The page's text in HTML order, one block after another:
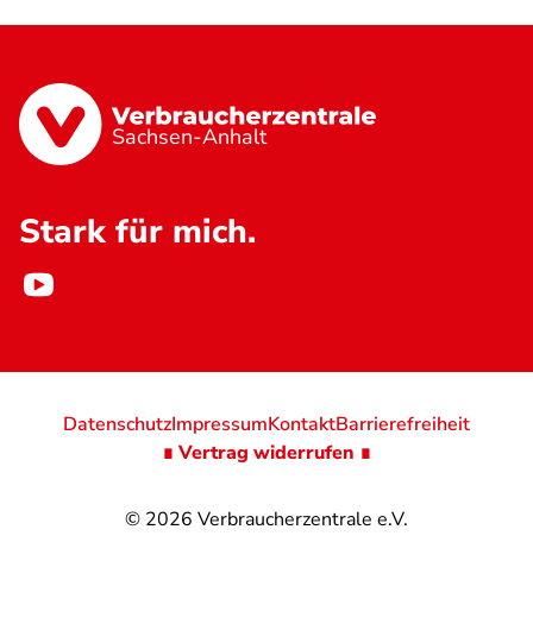
Sachsen-Anhalt
Stark für mich.
© 2026 Verbraucherzentrale e.V.
DatenschutzImpressumKontaktBarrierefreiheit
∎ Vertrag widerrufen ∎